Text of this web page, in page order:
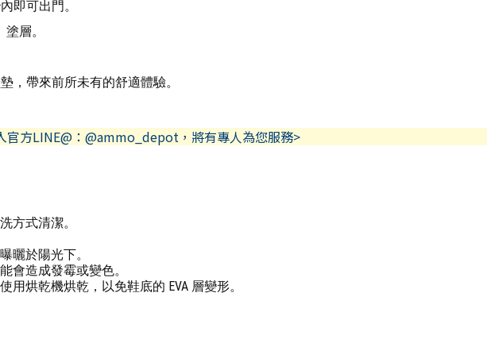
即可出門。
層。
，帶來前所未有的舒適體驗。
官方LINE@：@ammo_depot，將有專人為您服務>
方式清潔。
曬於陽光下。
會造成發霉或變色。
烘乾機烘乾，以免鞋底的 EVA 層變形。